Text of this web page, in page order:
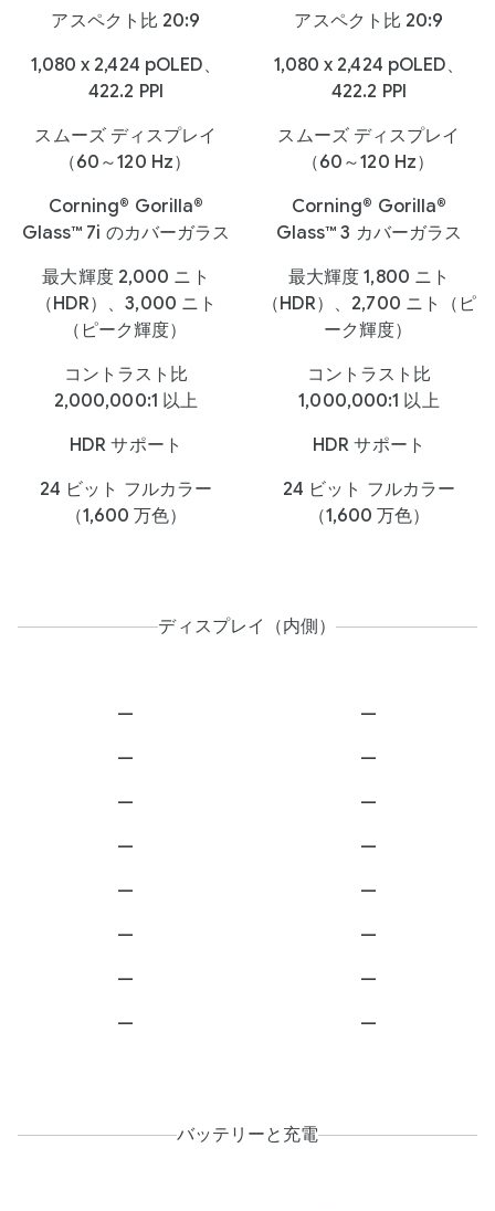
アスペクト比 20:9
アスペクト比 20:9
1,080 x 2,424 pOLED、
422.2 PPI
1,080 x 2,424 pOLED、
422.2 PPI
スムーズ ディスプレイ
（60～120 Hz）
スムーズ ディスプレイ
（60～120 Hz）
Corning® Gorilla®
Glass™ 7i のカバーガラス
Corning® Gorilla®
Glass™ 3 カバーガラス
最大輝度 2,000 ニト
（HDR）、3,000 ニト
（ピーク輝度）
最大輝度 1,800 ニト
（HDR）、2,700 ニト（ピ
ーク輝度）
コントラスト比
2,000,000:1 以上
コントラスト比
1,000,000:1 以上
HDR サポート
HDR サポート
24 ビット フルカラー
（1,600 万色）
24 ビット フルカラー
（1,600 万色）
ディスプレイ（内側）
—
—
—
—
—
—
—
—
—
—
—
—
—
—
—
—
バッテリーと充電